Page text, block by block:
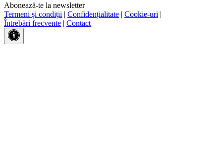
Abonează-te la newsletter
Termeni și condiții | Confidențialitate | Cookie-uri |
Întrebări frecvente | Contact